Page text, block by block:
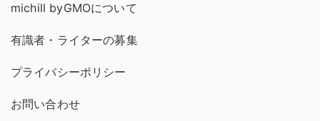
michill byGMOについて
有識者・ライターの募集
プライバシーポリシー
お問い合わせ